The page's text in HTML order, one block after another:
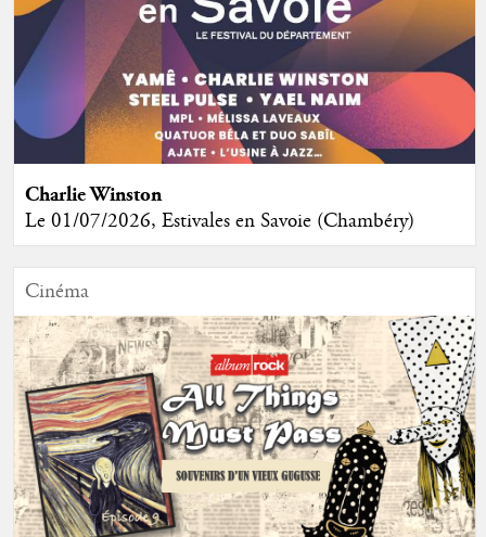
Charlie Winston
Le 01/07/2026, Estivales en Savoie (Chambéry)
Cinéma